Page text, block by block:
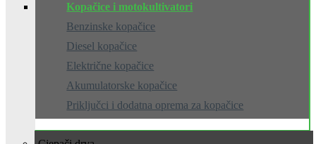
Kopačice i motokultivatori
Benzinske kopačice
Diesel kopačice
Električne kopačice
Akumulatorske kopačice
Priključci i dodatna oprema za kopačice